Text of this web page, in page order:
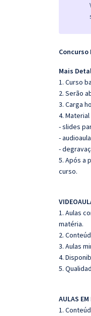
Concurso
Mais
1. Curso
2. Serão
3. Carga
4.
- slides
-
-
5. Após a
curso.
1. Aulas
matéria.
2.
3. Aulas
4.
5.
AULAS EM
1.